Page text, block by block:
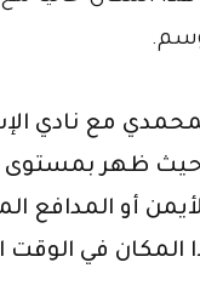
مع نادي
ظهر بمستوى
أو
المكان في الوقت